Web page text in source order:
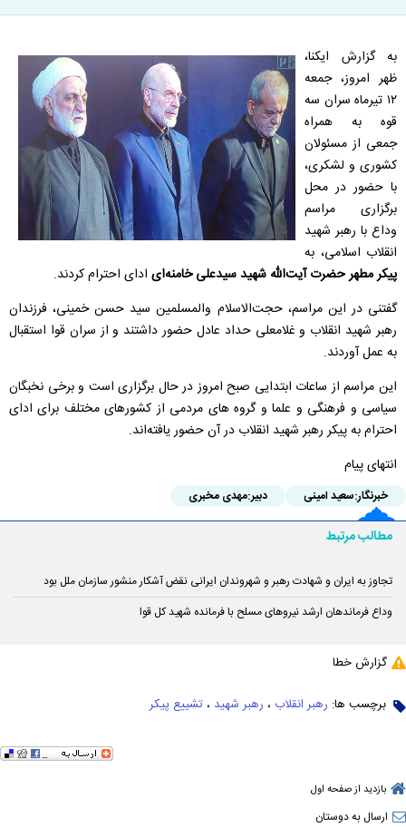
به گزارش ایکنا،
ظهر امروز، جمعه
۱۲ تیرماه سران سه
قوه به همراه
جمعی از مسئولان
کشوری و لشکری،
با حضور در محل
برگزاری مراسم
وداع با رهبر شهید
انقلاب اسلامی، به
پیکر مطهر حضرت آیت‌الله شهید سیدعلی خامنه‌ای ادای احترام کردند.
گفتنی در این مراسم، حجت‌الاسلام والمسلمین سید حسن خمینی، فرزندان
رهبر شهید انقلاب و غلامعلی حداد عادل حضور داشتند و از سران قوا استقبال
به عمل آوردند.
این مراسم از ساعات ابتدایی صبح امروز در حال برگزاری است و برخی نخبگان
سیاسی و فرهنگی و علما و گروه های مردمی از کشورهای مختلف برای ادای
احترام به پیکر رهبر شهید انقلاب در آن حضور یافته‌اند.
انتهای پیام
خبرنگار:سعید امینی دبیر:مهدی مخبری
مطالب مرتبط
تجاوز به ایران و شهادت رهبر و شهروندان ایرانی نقض آشکار منشور سازمان ملل بود
وداع فرماندهان ارشد نیروهای مسلح با فرمانده شهید کل قوا
گزارش خطا
برچسب ها: رهبر انقلاب ، رهبر شهید ، تشییع پیکر
بازدید از صفحه اول
ارسال به دوستان